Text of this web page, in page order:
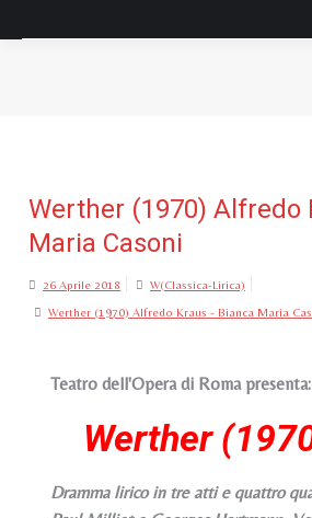
Werther (1970) Alfredo
Maria Casoni
26 Aprile 2018 W(Classica-Lirica)
Werther (1970) Alfredo Kraus - Bianca Maria
Teatro dell'Opera di Roma presenta:
Werther
Dramma lirico in tre atti e quattro